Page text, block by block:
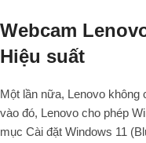
Webcam
Hiệu suất
Một lần nữa, Lenovo không
vào đó, Lenovo cho phép
mục Cài đặt Windows 11